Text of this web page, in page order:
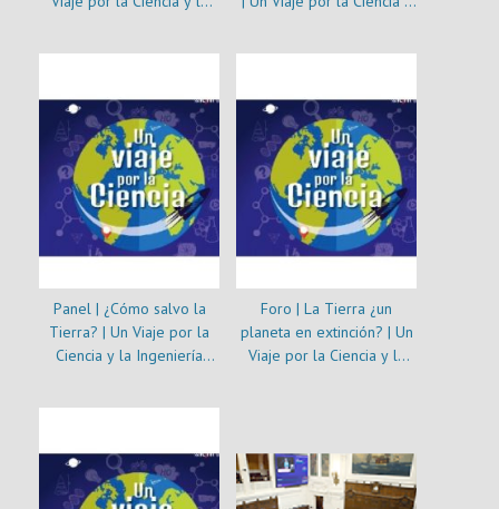
Panel | ¿Cómo salvo la
Tierra? | Un Viaje por la
Ciencia y la Ingeniería
Foro | La Tierra ¿un
planeta en extinción? | Un
Viaje por la Ciencia y la